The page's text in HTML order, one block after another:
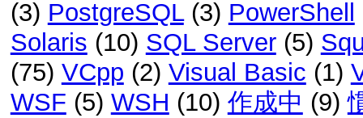
(3) PostgreSQL(3) PowerShell
Solaris (10) SQL Server(5)
(75) VCpp (2) Visual Basic (1)
WSF (5) WSH (10) 作成中 (9)